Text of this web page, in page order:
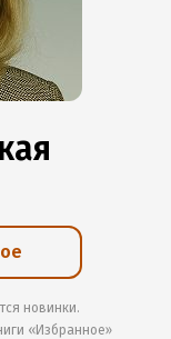
новинки.
«Избранное»